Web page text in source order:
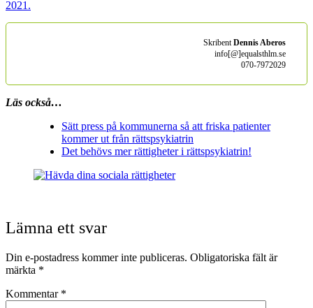
2021.
Skribent Dennis Aberos
info[@]equalsthlm.se
070-7972029
Läs också…
Sätt press på kommunerna så att friska patienter
kommer ut från rättspsykiatrin
Det behövs mer rättigheter i rättspsykiatrin!
Lämna ett svar
Din e-postadress kommer inte publiceras. Obligatoriska fält är
märkta *
Kommentar *